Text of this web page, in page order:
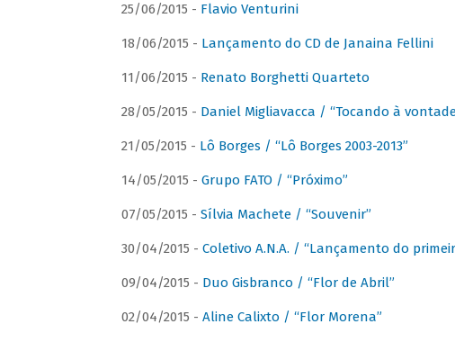
25/06/2015 - Flavio Venturini
18/06/2015 - Lançamento do CD de Janaina Fellini
11/06/2015 - Renato Borghetti Quarteto
28/05/2015 - Daniel Migliavacca / “Tocando à
21/05/2015 - Lô Borges / “Lô Borges 2003-2013”
14/05/2015 - Grupo FATO / “Próximo”
07/05/2015 - Sílvia Machete / “Souvenir”
30/04/2015 - Coletivo A.N.A. / “Lançamento do
09/04/2015 - Duo Gisbranco / “Flor de Abril”
02/04/2015 - Aline Calixto / “Flor Morena”